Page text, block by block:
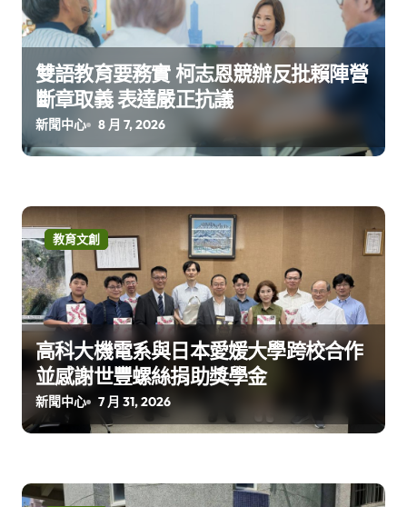
雙語教育要務實 柯志恩競辦反批賴陣營
斷章取義 表達嚴正抗議
新聞中心 8 月 7, 2026
教育文創
高科大機電系與日本愛媛大學跨校合作
並感謝世豐螺絲捐助獎學金
新聞中心 7 月 31, 2026